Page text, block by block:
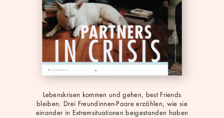
Lebenskrisen kommen und gehen, best Friends
bleiben. Drei Freundinnen-Paare erzählen, wie sie
einander in Extremsituationen beigestanden haben